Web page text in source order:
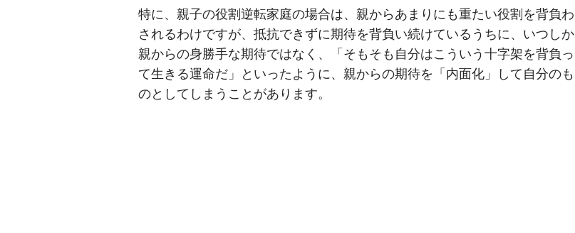
特に、親子の役割逆転家庭の場合は、親からあまりにも重たい役割を背負わ
されるわけですが、抵抗できずに期待を背負い続けているうちに、いつしか
親からの身勝手な期待ではなく、「そもそも自分はこういう十字架を背負っ
て生きる運命だ」といったように、親からの期待を「内面化」して自分のも
のとしてしまうことがあります。